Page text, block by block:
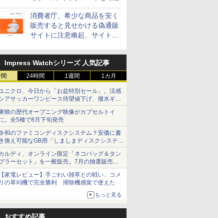
消費者庁、希少な商品を安く
販売すると見せかける偽通販
サイトに注意喚起、サイト名
Impress Watchシリーズ 人気記事
24時間 1週間 1カ月
ニクロ、今日から「お盆特別セール」。涼感
アサッカーワンピース待望値下げ、撥水ギア
ョーツは1990円に
映の歴代オープニング映像がカプセルトイ
。全5種で8月下旬発売
和のファミコンディスクシステム？安価に書
換え可能なGB用「しましまディスクシステ
」
ルディ、オンライン限定「ネコバッグ＆タン
ラーセット」を一般販売。7月の抽選販売の
選無効分
家電レビュー】手ごわい雑草との戦い、コメ
の草刈機で完全勝利 掃除機感覚で使えた
もっと見る